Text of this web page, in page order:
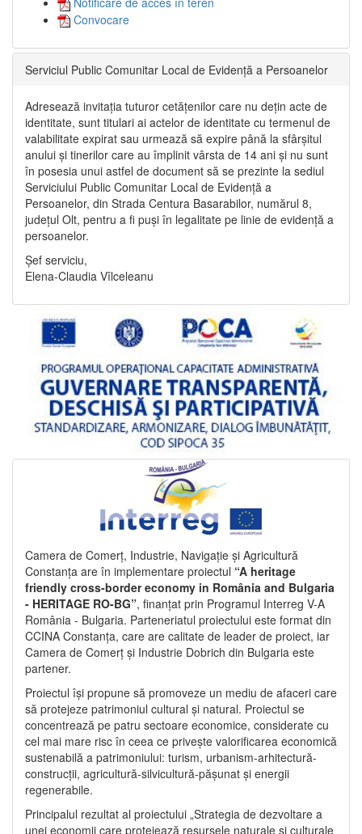
Convocare
Serviciul Public Comunitar Local de Evidență a Persoanelor
Adresează invitația tuturor cetățenilor care nu dețin acte de
identitate, sunt titulari ai actelor de identitate cu termenul de
valabilitate expirat sau urmează să expire până la sfârșitul
anului și tinerilor care au împlinit vârsta de 14 ani și nu sunt
în posesia unui astfel de document să se prezinte la sediul
Serviciului Public Comunitar Local de Evidență a
Persoanelor, din Strada Centura Basarabilor, numărul 8,
județul Olt, pentru a fi puși în legalitate pe linie de evidență a
persoanelor.
Șef serviciu,
Elena-Claudia Vîlceleanu
Camera de Comerț, Industrie, Navigație și Agricultură
Constanța are în implementare proiectul “A heritage
friendly cross-border economy in România and Bulgaria
- HERITAGE RO-BG”, finanțat prin Programul Interreg V-A
România - Bulgaria. Parteneriatul proiectului este format din
CCINA Constanța, care are calitate de leader de proiect, iar
Camera de Comerț și Industrie Dobrich din Bulgaria este
partener.
Proiectul își propune să promoveze un mediu de afaceri care
să protejeze patrimoniul cultural și natural. Proiectul se
concentrează pe patru sectoare economice, considerate cu
cel mai mare risc în ceea ce privește valorificarea economică
sustenabilă a patrimoniului: turism, urbanism-arhitectură-
construcții, agricultură-silvicultură-pășunat și energii
regenerabile.
Principalul rezultat al proiectului „Strategia de dezvoltare a
unei economii care protejează resursele naturale și culturale